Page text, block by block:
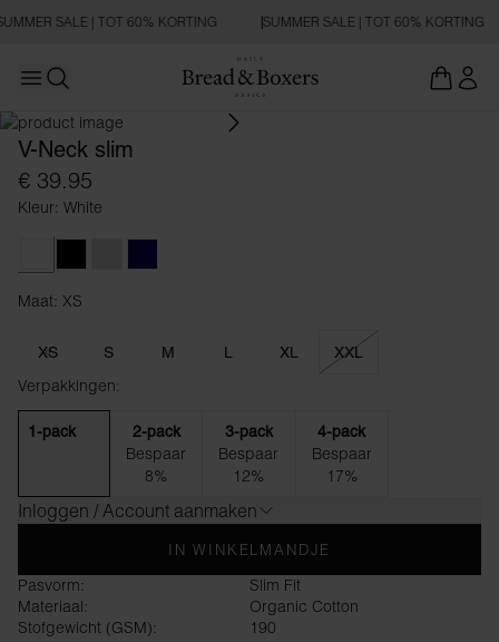
SALE | TOT 60% KORTING SUMMER SALE | TOT 60% KORTING
Open main menu
SLIM FIT
V-Neck slim
€ 39.95
Kleur: White
Maat: XS
XS S M L XL XXL
Verpakkingen:
1-pack 2-pack
Bespaar
8%
3-pack
Bespaar
12%
4-pack
Bespaar
17%
Inloggen / Account aanmaken
IN WINKELMANDJE
Pasvorm:
Slim Fit
Materiaal:
Organic Cotton
Stofgewicht (GSM):
190